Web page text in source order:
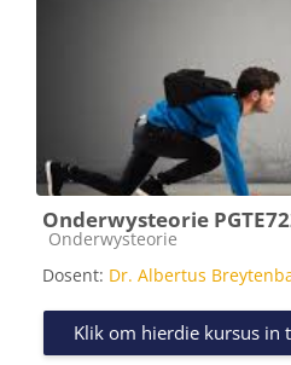
Onderwysteorie
Kursus kategorie
Onderwysteorie
Dosent: Dr. Albertus
Klik om hierdie kursus in